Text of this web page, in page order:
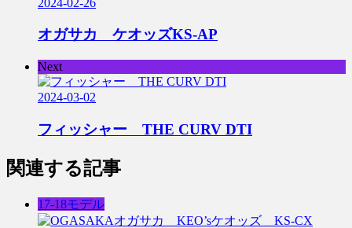
オガサカ ケオッズKS-AP
Next
2024-03-02
フィッシャー THE CURV DTI
関連する記事
17-18モデル